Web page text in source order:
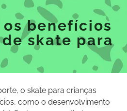
os benefícios
skate para
o skate para crianças
como o desenvolvimento